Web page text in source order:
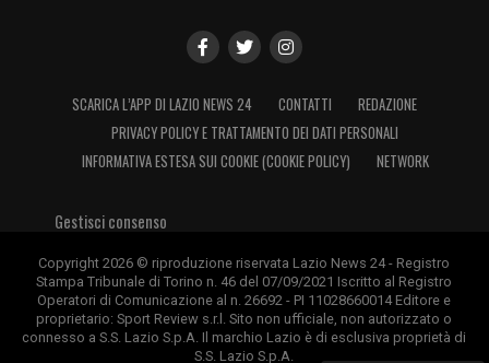
SCARICA L’APP DI LAZIO NEWS 24 CONTATTI
REDAZIONE
PRIVACY POLICY E TRATTAMENTO DEI DATI PERSONALI
INFORMATIVA ESTESA SUI COOKIE (COOKIE POLICY)
NETWORK
Gestisci consenso
Copyright 2026 © riproduzione riservata Lazio News 24 - Registro
Stampa Tribunale di Torino n. 46 del 07/09/2021 Iscritto al Registro
Operatori di Comunicazione al n. 26692 - PI 11028660014 Editore e
proprietario: Sport Review s.r.l. Sito non ufficiale, non autorizzato o
connesso a S.S. Lazio S.p.A. Il marchio Lazio è di esclusiva proprietà di
S.S. Lazio S.p.A.